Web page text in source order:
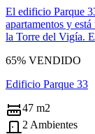
El edificio Parque
apartamentos y
la Torre del Vigía.
65% VENDIDO
Edificio Parque 33
47 m2
2 Ambientes